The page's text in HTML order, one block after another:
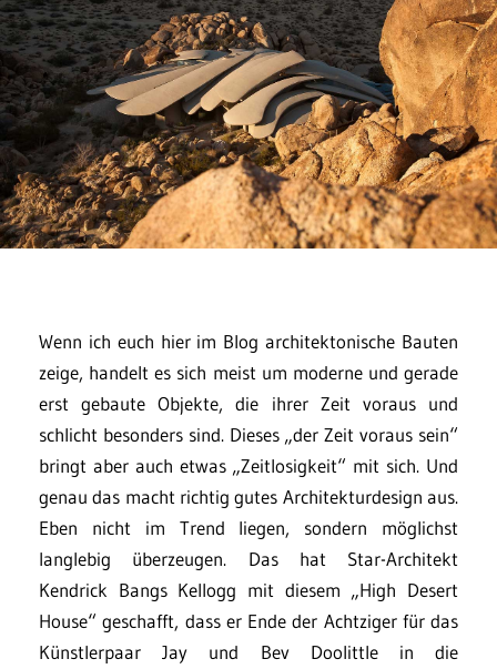
Wenn ich euch hier im Blog architektonische Bauten
zeige, handelt es sich meist um moderne und gerade
erst gebaute Objekte, die ihrer Zeit voraus und
schlicht besonders sind. Dieses „der Zeit voraus sein“
bringt aber auch etwas „Zeitlosigkeit“ mit sich. Und
genau das macht richtig gutes Architekturdesign aus.
Eben nicht im Trend liegen, sondern möglichst
langlebig überzeugen. Das hat Star-Architekt
Kendrick Bangs Kellogg mit diesem „High Desert
House“ geschafft, dass er Ende der Achtziger für das
Künstlerpaar Jay und Bev Doolittle in die